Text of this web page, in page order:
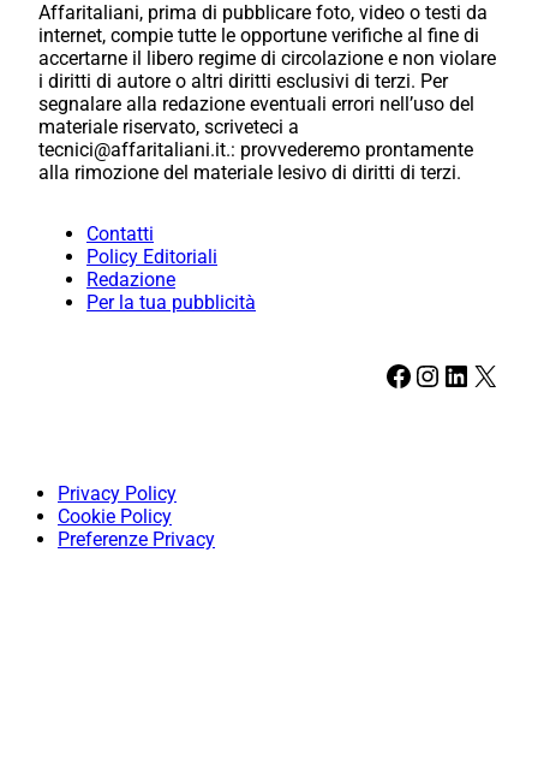
Affaritaliani, prima di pubblicare foto, video o testi da
internet, compie tutte le opportune verifiche al fine di
accertarne il libero regime di circolazione e non violare
i diritti di autore o altri diritti esclusivi di terzi. Per
segnalare alla redazione eventuali errori nell’uso del
materiale riservato, scriveteci a
tecnici@affaritaliani.it.: provvederemo prontamente
alla rimozione del materiale lesivo di diritti di terzi.
Contatti
Policy Editoriali
Redazione
Per la tua pubblicità
Facebook Instagram LinkedIn X
Privacy Policy
Cookie Policy
Preferenze Privacy